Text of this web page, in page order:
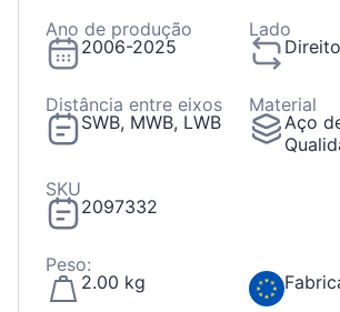
Ano de produção
2006-2025
Lado
Direito
Distância entre eixos
SWB, MWB, LWB
Material
Aço
SKU
2097332
Peso:
2.00 kg